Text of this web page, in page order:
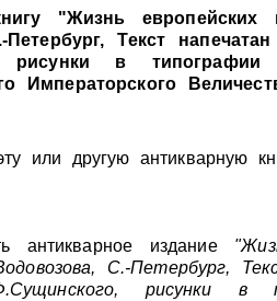
"Жизнь европейских
Петербург, Текст
рисунки в
Императорского
или другую антикварную
антикварное издание
С.-Петербург,
рисунки в